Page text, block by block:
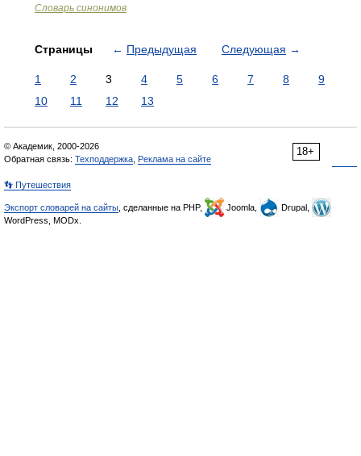
Словарь синонимов
Страницы ← Предыдущая Следующая →
1 2 3 4 5 6 7 8
9
10
11 12 13
18+
© Академик, 2000-2026
Обратная связь: Техподдержка Реклама на сайте
👣 Путешествия
Экспорт словарей на сайты , сделанные на PHP, Joomla,
Drupal,
WordPress, MODx.